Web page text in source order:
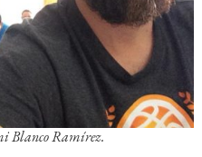
Blanco Ramírez.